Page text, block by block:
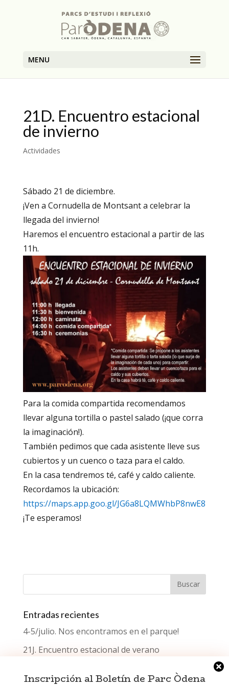
MENU
21D. Encuentro estacional
de invierno
Actividades
Sábado 21 de diciembre.
¡Ven a Cornudella de Montsant a celebrar la
llegada del invierno!
Haremos el encuentro estacional a partir de las
11h.
Para la comida compartida recomendamos
llevar alguna tortilla o pastel salado (¡que corra
la imaginación!).
También pedimos que cada asistente lleve sus
cubiertos y un cuenco o taza para el caldo.
En la casa tendremos té, café y caldo caliente.
Recordamos la ubicación:
https://maps.app.goo.gl/JG6a8LQMWhbP8nwE8
¡Te esperamos!
Inscripción al Boletín de Parc Òdena
Entradas recientes
4-5/julio. Nos encontramos en el parque!
21J. Encuentro estacional de verano